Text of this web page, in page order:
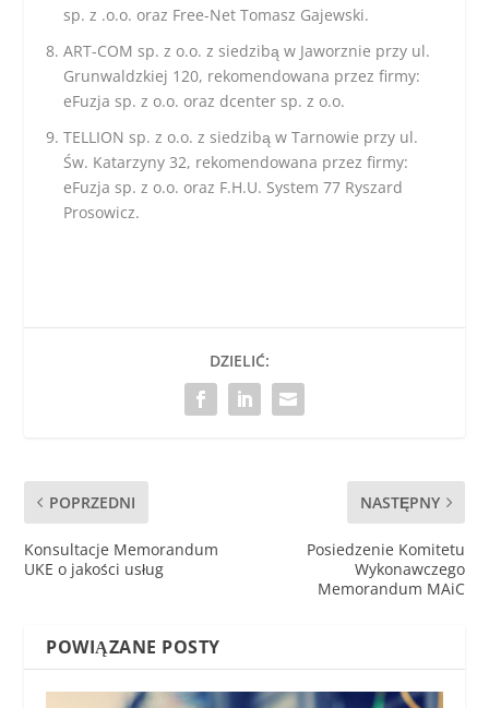
sp. z .o.o. oraz Free-Net Tomasz Gajewski.
ART-COM sp. z o.o. z siedzibą w Jaworznie przy ul.
Grunwaldzkiej 120, rekomendowana przez firmy:
eFuzja sp. z o.o. oraz dcenter sp. z o.o.
TELLION sp. z o.o. z siedzibą w Tarnowie przy ul.
Św. Katarzyny 32, rekomendowana przez firmy:
eFuzja sp. z o.o. oraz F.H.U. System 77 Ryszard
Prosowicz.
DZIELIĆ:
POPRZEDNI
Konsultacje Memorandum
UKE o jakości usług
NASTĘPNY
Posiedzenie Komitetu
Wykonawczego
Memorandum MAiC
POWIĄZANE POSTY